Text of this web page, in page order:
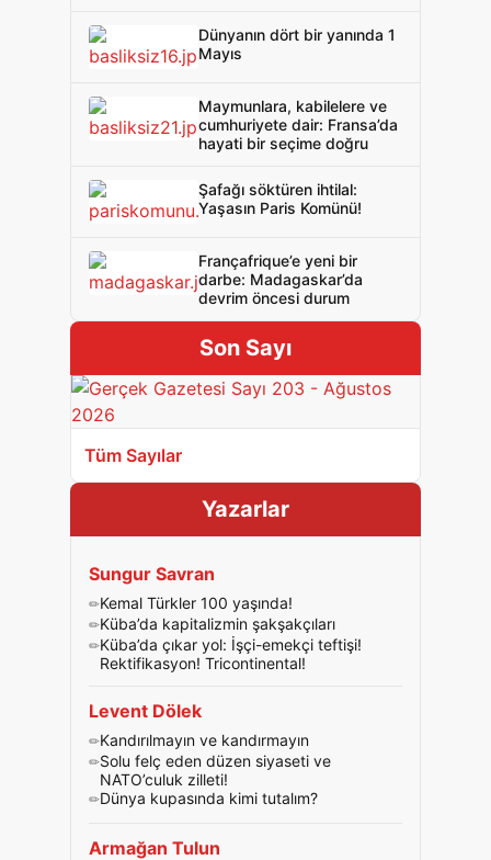
Dünyanın dört bir yanında 1
Mayıs
Maymunlara, kabilelere ve
cumhuriyete dair: Fransa’da
hayati bir seçime doğru
Şafağı söktüren ihtilal:
Yaşasın Paris Komünü!
Françafrique’e yeni bir
darbe: Madagaskar’da
devrim öncesi durum
Son Sayı
Tüm Sayılar
Yazarlar
Sungur Savran
Kemal Türkler 100 yaşında!
Küba’da kapitalizmin şakşakçıları
Küba’da çıkar yol: İşçi-emekçi teftişi!
Rektifikasyon! Tricontinental!
Levent Dölek
Kandırılmayın ve kandırmayın
Solu felç eden düzen siyaseti ve
NATO’culuk zilleti!
Dünya kupasında kimi tutalım?
Armağan Tulun